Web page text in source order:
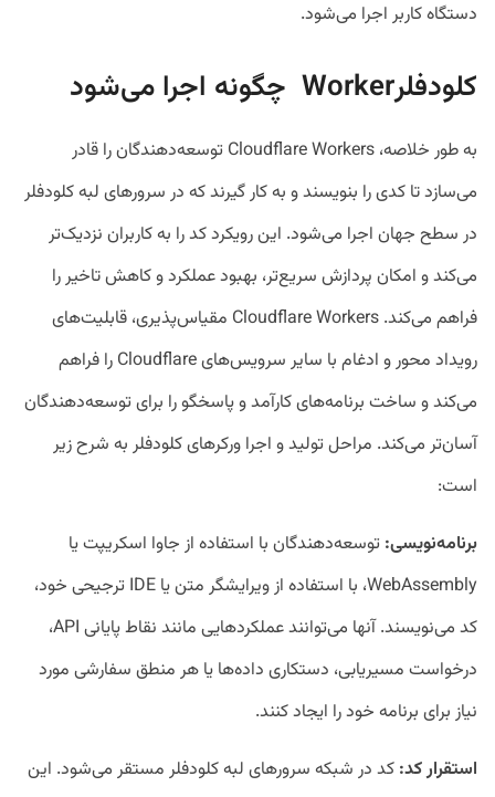
دستگاه کاربر اجرا می‌شود.
کلودفلرWorker چگونه اجرا می‌شود
به طور خلاصه، Cloudflare Workers توسعه‌دهندگان را قادر
می‌سازد تا کدی را بنویسند و به کار گیرند که در سرورهای لبه کلودفلر
در سطح جهان اجرا می‌شود. این رویکرد کد را به کاربران نزدیک‌تر
می‌کند و امکان پردازش سریع‌تر، بهبود عملکرد و کاهش تاخیر را
فراهم می‌کند. Cloudflare Workers مقیاس‌پذیری، قابلیت‌های
رویداد محور و ادغام با سایر سرویس‌های Cloudflare را فراهم
می‌کند و ساخت برنامه‌های کارآمد و پاسخگو را برای توسعه‌دهندگان
آسان‌تر می‌کند. مراحل تولید و اجرا ورکرهای کلودفلر به شرح زیر
است:
برنامه‌نویسی: توسعه‌دهندگان با استفاده از جاوا اسکریپت یا
WebAssembly، با استفاده از ویرایشگر متن یا IDE ترجیحی خود،
کد می‌نویسند. آنها می‌توانند عملکردهایی مانند نقاط پایانی API،
درخواست مسیریابی، دستکاری داده‌ها یا هر منطق سفارشی مورد
نیاز برای برنامه خود را ایجاد کنند.
استقرار کد: کد در شبکه سرورهای لبه کلودفلر مستقر می‌شود. این